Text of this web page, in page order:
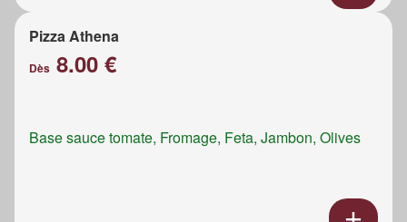
Pizza Athena
Dès 8.00 €
Base sauce tomate, Fromage, Feta, Jambon, Olives